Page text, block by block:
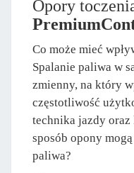
Opory
Co może mieć
Spalanie paliwa w
zmienny, na który
częstotliwość
technika jazdy
sposób opony
paliwa?